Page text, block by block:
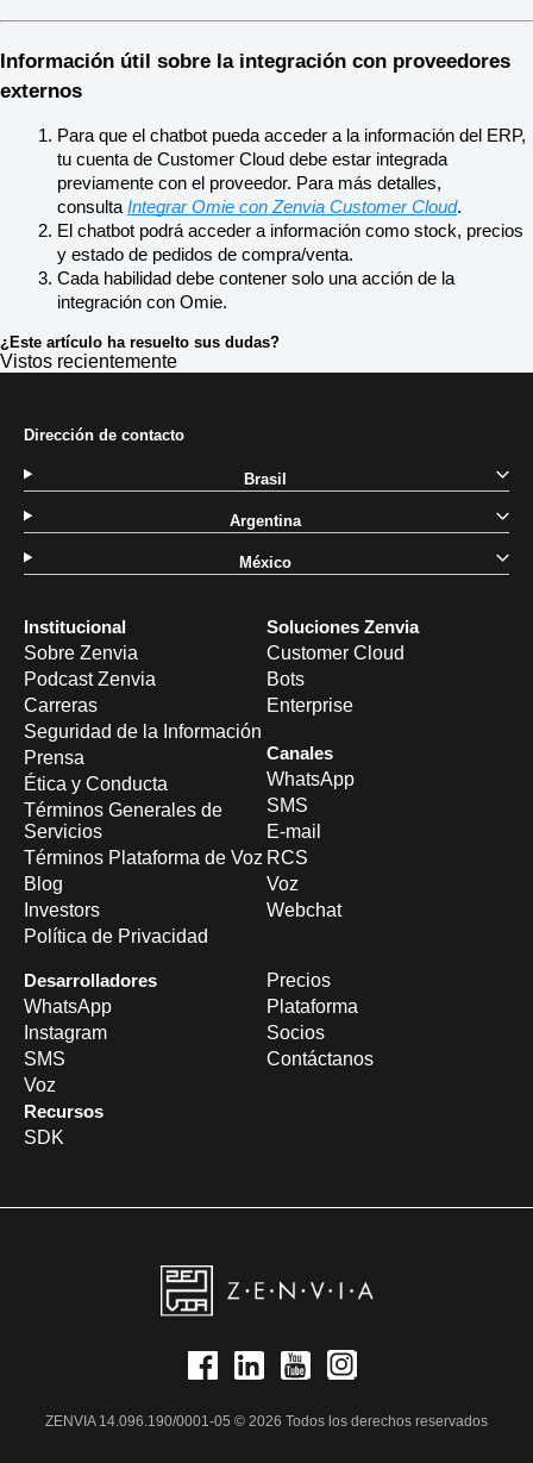
Información útil sobre la integración con proveedores
externos
Para que el chatbot pueda acceder a la información del ERP,
tu cuenta de Customer Cloud debe estar integrada
previamente con el proveedor. Para más detalles,
consulta Integrar Omie con Zenvia Customer Cloud.
El chatbot podrá acceder a información como stock, precios
y estado de pedidos de compra/venta.
Cada habilidad debe contener solo una acción de la
integración con Omie.
¿Este artículo ha resuelto sus dudas?
Vistos recientemente
Institucional
Sobre Zenvia
Podcast Zenvia
Carreras
Seguridad de la Información
Prensa
Ética y Conducta
Términos Generales de
Servicios
Términos Plataforma de Voz
Blog
Investors
Política de Privacidad
Soluciones Zenvia
Customer Cloud
Bots
Enterprise
Canales
WhatsApp
SMS
E-mail
RCS
Voz
Webchat
Desarrolladores
WhatsApp
Instagram
SMS
Voz
Recursos
SDK
Precios
Plataforma
Socios
Contáctanos
Dirección de contacto
Brasil
Argentina
México
ZENVIA 14.096.190/0001-05 © 2026 Todos los derechos reservados